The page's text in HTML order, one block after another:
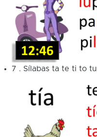
7 . Sílabas ta te ti to tu